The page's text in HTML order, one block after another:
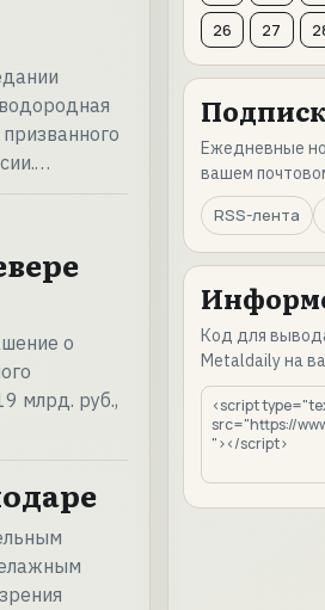
о
млрд. руб.,
26
27
Ежедневные
вашем
RSS-лента
Код для
Metaldaily на